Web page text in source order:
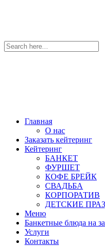
Главная
О нас
Заказать кейтеринг
Кейтеринг
БАНКЕТ
ФУРШЕТ
КОФЕ БРЕЙК
СВАДЬБА
КОРПОРАТИВ
ДЕТСКИЕ
Меню
Банкетные блюда на
Услуги
Контакты